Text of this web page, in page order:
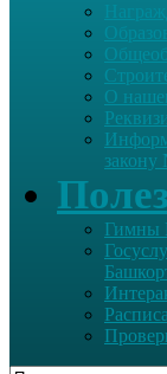
О
Гимны